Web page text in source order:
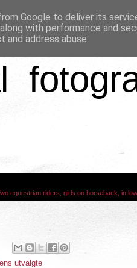
equestrian riders, girls on horseback, in
utvalgte
Google to deliver its
with performance and
address abuse.